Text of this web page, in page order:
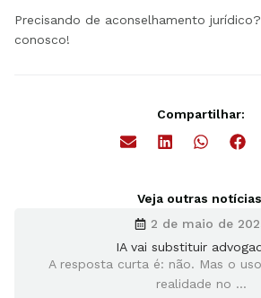
Precisando de aconselhamento
conosco!
Compartilhar:
Veja outras
2 de maio de
IA vai substituir
A resposta curta é: não. Mas o
realidade no ...